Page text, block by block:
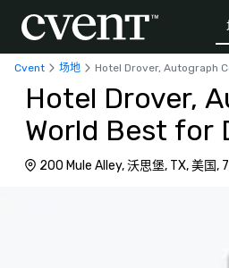
Cvent 场地 Hotel Drover, Autograph
Hotel Drover,
World Best for
200 Mule Alley, 沃思堡, TX, 美国,